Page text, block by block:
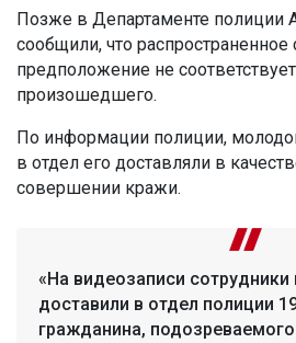
Позже в Департаменте полиции
сообщили, что
предположение не
произошедшего.
По информации полиции,
в отдел его доставляли в
совершении кражи.
«На видеозаписи сотрудники
доставили в отдел полиции
гражданина,